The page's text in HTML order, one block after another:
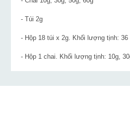
- Túi 2g
- Hộp 18 túi x 2g. Khối lượng tịnh: 36
- Hộp 1 chai. Khối lượng tịnh: 10g,